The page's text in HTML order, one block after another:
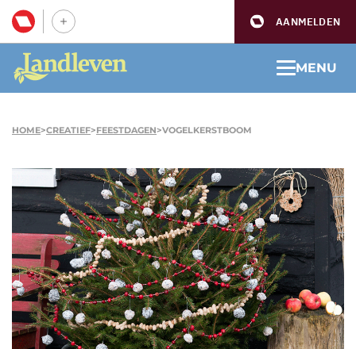
AANMELDEN
MENU
HOME>CREATIEF>FEESTDAGEN>VOGELKERSTBOOM